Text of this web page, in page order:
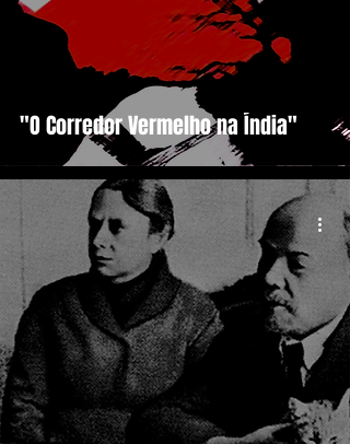
"O Corredor Vermelho na Índia"